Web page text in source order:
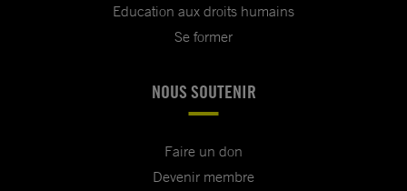
Education aux droits humains
Se former
NOUS SOUTENIR
Faire un don
Devenir membre